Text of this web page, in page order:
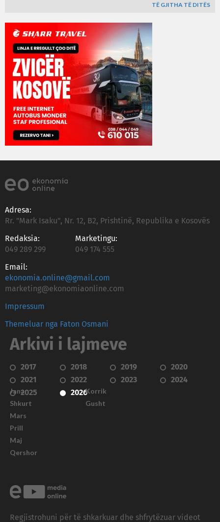
TË GJITHA TË DITËS
Adresa:
Rr. "Mark Isaku", Nr. 12, B2, Prishtinë, Republika e Kosovës
Redaksia:
049 289 299
Marketingu:
049 174 555
Email:
ekonomia.online@gmail.com
marketing@ekonomiaonline.com
Impressum
Themeluar nga Faton Osmani
Arkivi i lajmeve
2017 2018 2019
2020
2021
2022 2023
2024
2025
2026
Janar
Shkurt
Mars
Prill
Maj
Qershor
Korrik
Gusht
Regjistrohuni për të shkarkuar dhe shfrytëzuar videot